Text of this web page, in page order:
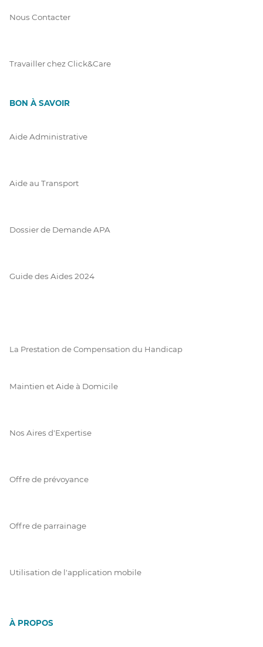
Nous Contacter
Travailler chez Click&Care
BON À SAVOIR
Aide Administrative
Aide au Transport
Dossier de Demande APA
Guide des Aides 2024
La Prestation de Compensation du Handicap
Maintien et Aide à Domicile
Nos Aires d'Expertise
Offre de prévoyance
Offre de parrainage
Utilisation de l'application mobile
À PROPOS